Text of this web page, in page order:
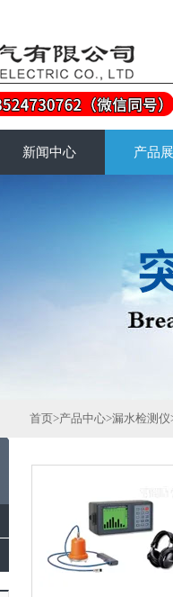
新闻中心 产品
首页>产品中心>漏水检测仪